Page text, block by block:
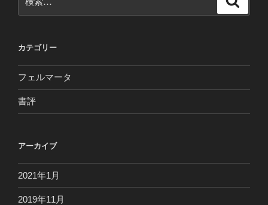
め
～
ル
ト
ベ
ル
変
曲”
の
索:
カテゴリー
フェルマータ
書評
アーカイブ
2021年1月
2019年11月